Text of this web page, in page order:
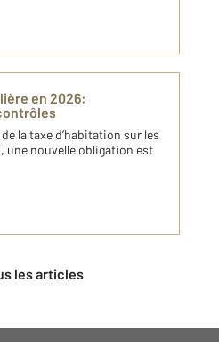
en 2026:
la taxe d’habitation sur les
une nouvelle obligation est
les articles